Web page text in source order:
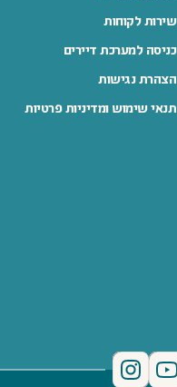
שירות לקוחות
כניסה למערכת דיירים
הצהרת נגישות
תנאי שימוש ומדיניות פרטיות